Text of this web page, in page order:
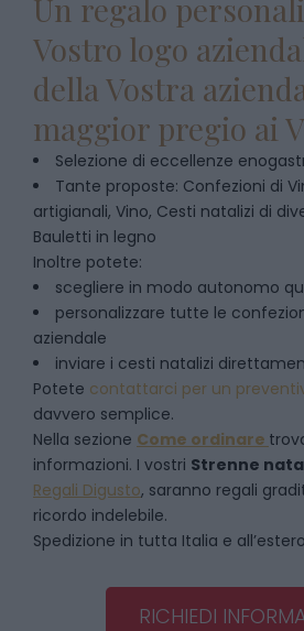
Un regalo
Vostro logo
della Vostra
maggior pregio ai
Selezione di eccellenze
Tante proposte: Confezioni di
artigianali, Vino, Cesti natalizi di
Bauletti in legno
Inoltre potete:
scegliere in modo autonomo
personalizzare tutte le
aziendale
inviare i cesti natalizi
Potete contattarci per un
davvero semplice.
Nella sezione Come ordinare
informazioni. I vostri Strenne
Regali Digusto, saranno regali
ricordo indelebile.
Spedizione in tutta Italia e
RICHIEDI